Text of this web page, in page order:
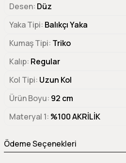
Desen Düz
Yaka Tipi Balıkçı Yaka
Kumaş Tipi Triko
Kalıp Regular
Kol Tipi Uzun Kol
Ürün Boyu 92 cm
Materyal 1 %100 AKRİLİK
Ödeme Seçenekleri